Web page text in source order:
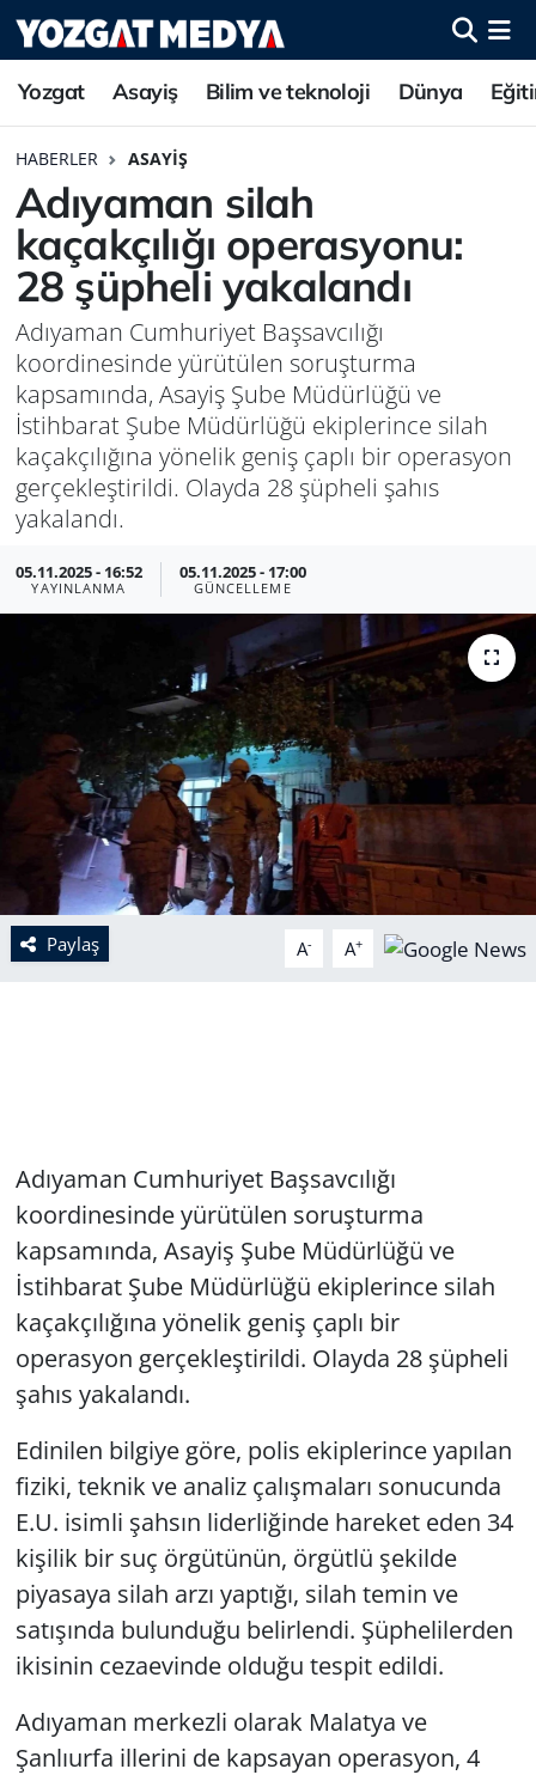
Yozgat Asayiş Bilim ve teknoloji Dünya
HABERLER ASAYIŞ
Adıyaman silah
kaçakçılığı operasyonu:
28 şüpheli yakalandı
Adıyaman Cumhuriyet Başsavcılığı
koordinesinde yürütülen soruşturma
kapsamında, Asayiş Şube Müdürlüğü ve
İstihbarat Şube Müdürlüğü ekiplerince silah
kaçakçılığına yönelik geniş çaplı bir operasyon
gerçekleştirildi. Olayda 28 şüpheli şahıs
yakalandı.
05.11.2025 - 16:52
YAYINLANMA
05.11.2025 - 17:00
GÜNCELLEME
Paylaş A- A+
Adıyaman Cumhuriyet Başsavcılığı
koordinesinde yürütülen soruşturma
kapsamında, Asayiş Şube Müdürlüğü ve
İstihbarat Şube Müdürlüğü ekiplerince silah
kaçakçılığına yönelik geniş çaplı bir
operasyon gerçekleştirildi. Olayda 28 şüpheli
şahıs yakalandı.
Edinilen bilgiye göre, polis ekiplerince yapılan
fiziki, teknik ve analiz çalışmaları sonucunda
E.U. isimli şahsın liderliğinde hareket eden 34
kişilik bir suç örgütünün, örgütlü şekilde
piyasaya silah arzı yaptığı, silah temin ve
satışında bulunduğu belirlendi. Şüphelilerden
ikisinin cezaevinde olduğu tespit edildi.
Adıyaman merkezli olarak Malatya ve
Şanlıurfa illerini de kapsayan operasyon, 4